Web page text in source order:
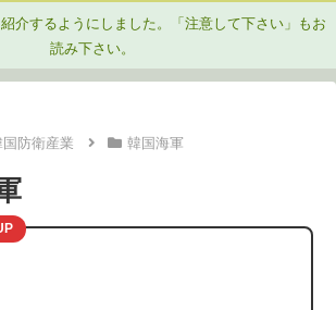
介するようにしました。「注意して下さい」もお
読み下さい。
国防衛産業 韓国海軍